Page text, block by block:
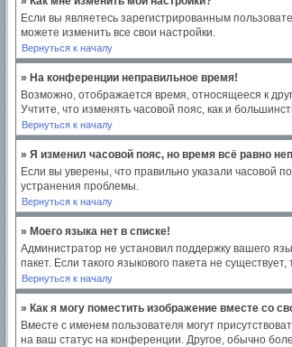
Если вы являетесь зарегистрированным
можете изменить все свои настройки.
Вернуться к началу
» На конференции неправильное время!
Возможно, отображается время, относящееся к
Учтите, что изменять часовой пояс, как и
Вернуться к началу
» Я изменил часовой пояс, но время всё равно
Если вы уверены, что правильно указали часовой
устранения проблемы.
Вернуться к началу
» Моего языка нет в списке!
Администратор не установил поддержку вашего
пакет. Если такого языкового пакета не
Вернуться к началу
» Как я могу поместить изображение вместе со
Вместе с именем пользователя могут
на ваш статус на конференции. Другое, обычно